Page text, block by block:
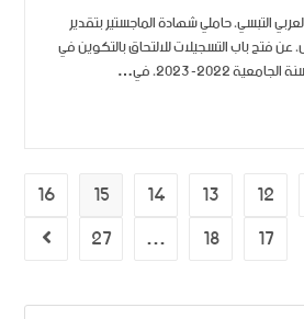
التبسي، حاملي شهادة الماجستير بتقدير
فتح باب التسجيلات للالتحاق بالتكوين في
2022- 2023، في…
12
13
14
15
16
17
18
…
27